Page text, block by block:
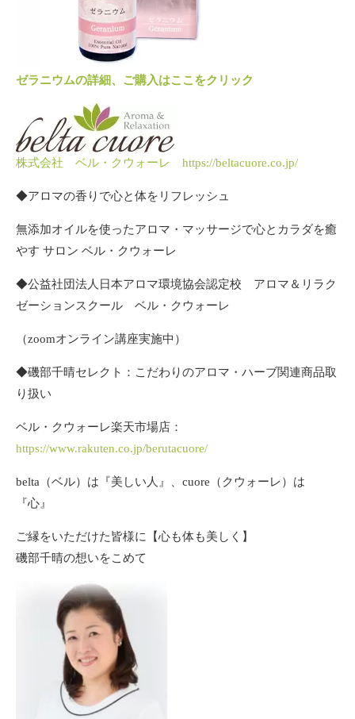
ゼラニウムの詳細、ご購入はここをクリック
株式会社 ベル・クウォーレ https://beltacuore.co.jp/
◆アロマの香りで心と体をリフレッシュ
無添加オイルを使ったアロマ・マッサージで心とカラダを癒
やす サロン ベル・クウォーレ
◆公益社団法人日本アロマ環境協会認定校 アロマ＆リラク
ゼーションスクール ベル・クウォーレ
（zoomオンライン講座実施中）
◆磯部千晴セレクト：こだわりのアロマ・ハーブ関連商品取
り扱い
ベル・クウォーレ楽天市場店：
https://www.rakuten.co.jp/berutacuore/
belta（ベル）は『美しい人』、cuore（クウォーレ）は
『心』
ご縁をいただけた皆様に【心も体も美しく】
磯部千晴の想いをこめて